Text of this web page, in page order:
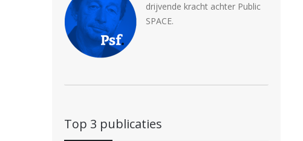
drijvende kracht achter Public
SPACE.
Top 3 publicaties